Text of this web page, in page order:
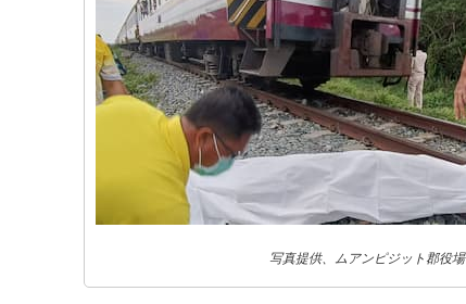
写真提供、ムアンピジット郡役場